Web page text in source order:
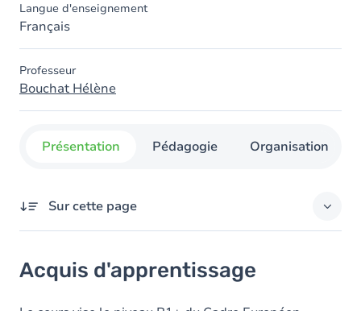
Langue d'enseignement
Français
Professeur
Bouchat Hélène
Présentation Pédagogie Organisation
Sur cette page
Objectifs
Acquis d'apprentissage